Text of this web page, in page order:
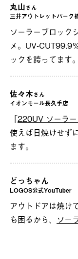
丸山さん
三井アウトレットパーク
ソーラーブロック
メ。UV-CUT99.9
ックを誇ってます。
佐々木さん
イオンモール長久手店
「220UV ソーラ
使えば日焼けせず
ます。
どっちゃん
LOGOS公式YouTuber
アウトドアは焼け
も困るから、
ソー